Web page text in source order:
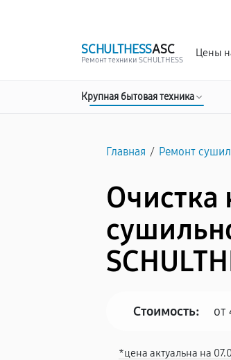
SCHULTHESSASC
Ремонт техники SCHULTHESS
Цены
Крупная бытовая техника
Главная / Ремонт
Очистка
Стоимость: от
*цена актуальна на